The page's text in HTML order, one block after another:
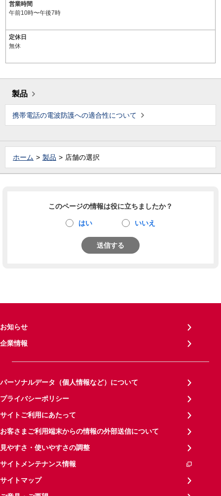
営業時間
午前10時〜午後7時
定休日
無休
製品
携帯電話の電波防護への適合性について
ホーム 製品 店舗の選択
このページの情報は役に立ちましたか？
はい いいえ
送信する
お知らせ
企業情報
パーソナルデータ（個人情報など）について
プライバシーポリシー
サイトご利用にあたって
お客さまご利用端末からの情報の外部送信について
見やすさ・使いやすさの調整
サイトメンテナンス情報
サイトマップ